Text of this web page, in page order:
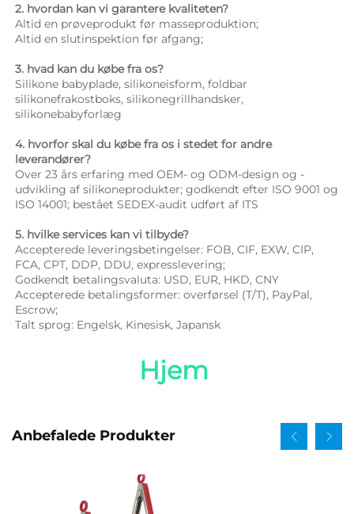
2. hvordan kan vi garantere kvaliteten?
Altid en prøveprodukt før masseproduktion;
Altid en slutinspektion før afgang;
3. hvad kan du købe fra os?
Silikone babyplade, silikoneisform, foldbar
silikonefrakostboks, silikonegrillhandsker,
silikonebabyforlæg
4. hvorfor skal du købe fra os i stedet for andre
leverandører?
Over 23 års erfaring med OEM- og ODM-design og -
udvikling af silikoneprodukter; godkendt efter ISO 9001 og
ISO 14001; bestået SEDEX-audit udført af ITS
5. hvilke services kan vi tilbyde?
Accepterede leveringsbetingelser: FOB, CIF, EXW, CIP,
FCA, CPT, DDP, DDU, expresslevering;
Godkendt betalingsvaluta: USD, EUR, HKD, CNY
Accepterede betalingsformer: overførsel (T/T), PayPal,
Escrow;
Talt sprog: Engelsk, Kinesisk, Japansk
Hjem
Anbefalede Produkter